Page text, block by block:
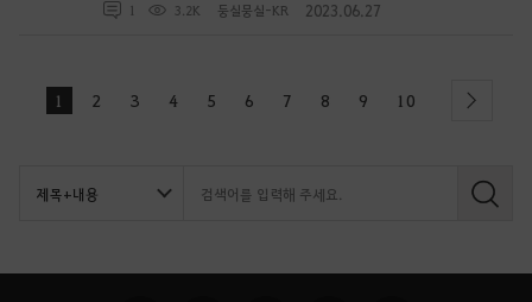
1 3.2K 둥실뭉실-KR 2023.06.27
1 2 3 4 5 6 7 8 9 10 next
검